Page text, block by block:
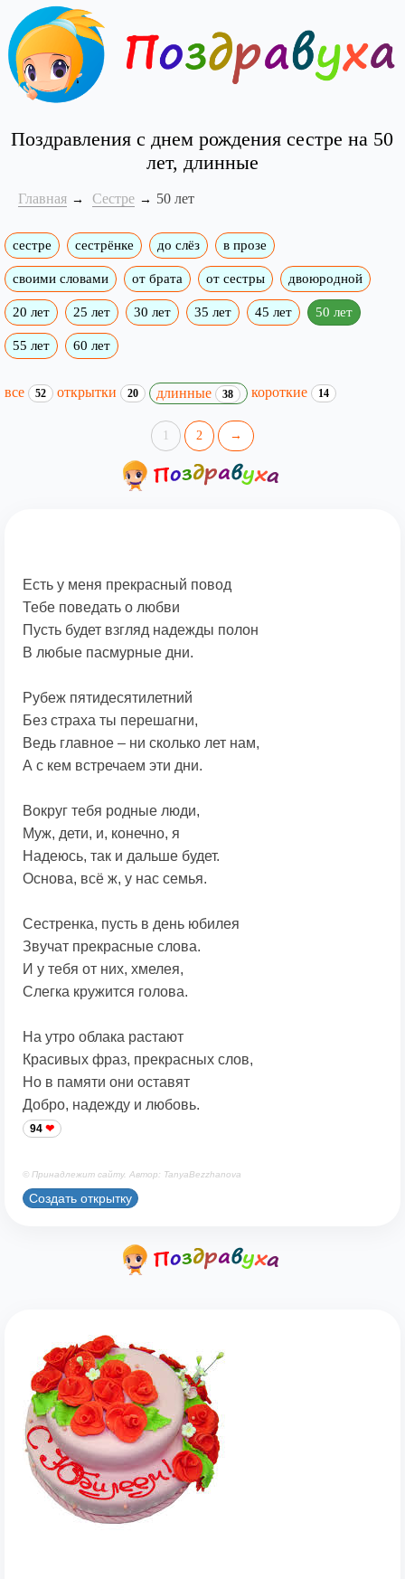
Поздравления с днем рождения сестре на 50
лет, длинные
Главная Сестре 50 лет
сестре сестрёнке до слёз в прозе
своими словами от брата от сестры двоюродной
20 лет 25 лет 30 лет 35 лет 45 лет 50 лет
55 лет 60 лет
все 52 открытки 20 длинные 38 короткие 14
1 2 →
Есть у меня прекрасный повод
Тебе поведать о любви
Пусть будет взгляд надежды полон
В любые пасмурные дни.
Рубеж пятидесятилетний
Без страха ты перешагни,
Ведь главное – ни сколько лет нам,
А с кем встречаем эти дни.
Вокруг тебя родные люди,
Муж, дети, и, конечно, я
Надеюсь, так и дальше будет.
Основа, всё ж, у нас семья.
Сестренка, пусть в день юбилея
Звучат прекрасные слова.
И у тебя от них, хмелея,
Слегка кружится голова.
На утро облака растают
Красивых фраз, прекрасных слов,
Но в памяти они оставят
Добро, надежду и любовь.
94
© Принадлежит сайту. Автор: TanyaBezzhanova
Создать открытку